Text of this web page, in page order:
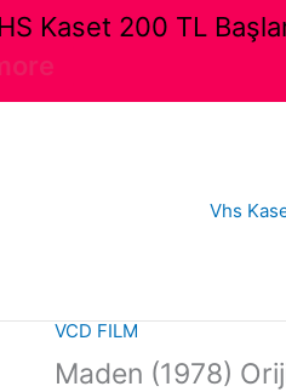
Vhs
VCD FILM
Maden (1978)
Kaset 200 TL